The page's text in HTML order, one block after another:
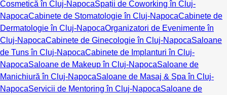
Cosmetică în Cluj-NapocaSpații de Coworking în Cluj-
NapocaCabinete de Stomatologie în Cluj-NapocaCabinete de
Dermatologie în Cluj-NapocaOrganizatori de Evenimente în
Cluj-NapocaCabinete de Ginecologie în Cluj-NapocaSaloane
de Tuns în Cluj-NapocaCabinete de Implanturi în Cluj-
NapocaSaloane de Makeup în Cluj-NapocaSaloane de
Manichiură în Cluj-NapocaSaloane de Masaj & Spa în Cluj-
NapocaServicii de Mentoring în Cluj-NapocaSaloane de